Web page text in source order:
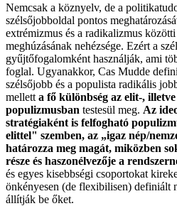
Nemcsak a köznyelv, de a
szélsőjobboldal pontos
extrémizmus és a radikalizmus
meghúzásának nehézsége. Ezért a
gyűjtőfogalomként használják, ami
foglal. Ugyanakkor, Cas Mudde
szélsőjobb és a populista radikális
mellett a fő különbség az elit-,
populizmusban testesül meg. Az
stratégiaként is felfogható
elittel" szemben, az „igaz nép/
határozza meg magát, miközben
része és haszonélvezője a
és egyes kisebbségi csoportokat
önkényesen (de flexibilisen) definiált
állítják be őket.